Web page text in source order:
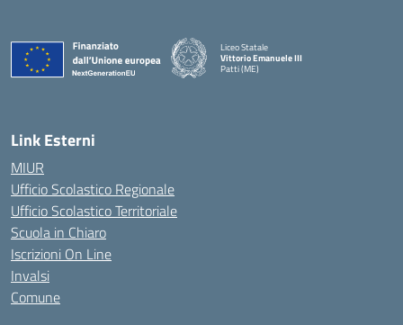
Liceo Statale
Vittorio Emanuele III
Patti (ME)
Link Esterni
MIUR
Ufficio Scolastico Regionale
Ufficio Scolastico Territoriale
Scuola in Chiaro
Iscrizioni On Line
Invalsi
Comune